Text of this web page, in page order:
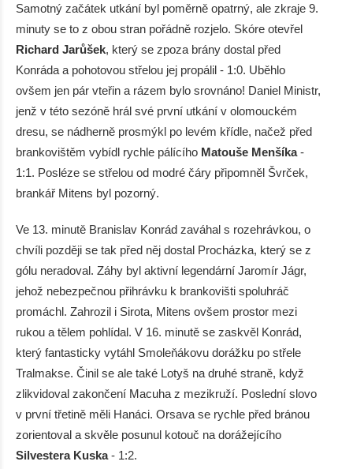
Samotný začátek utkání byl poměrně opatrný, ale zkraje 9.
minuty se to z obou stran pořádně rozjelo. Skóre otevřel
Richard Jarůšek, který se zpoza brány dostal před
Konráda a pohotovou střelou jej propálil - 1:0. Uběhlo
ovšem jen pár vteřin a rázem bylo srovnáno! Daniel Ministr,
jenž v této sezóně hrál své první utkání v olomouckém
dresu, se nádherně prosmýkl po levém křídle, načež před
brankovištěm vybídl rychle pálícího Matouše Menšíka-
1:1. Posléze se střelou od modré čáry připomněl Švrček,
brankář Mitens byl pozorný.
Ve 13. minutě Branislav Konrád zaváhal s rozehrávkou, o
chvíli později se tak před něj dostal Procházka, který se z
gólu neradoval. Záhy byl aktivní legendární Jaromír Jágr,
jehož nebezpečnou přihrávku k brankovišti spoluhráč
promáchl. Zahrozil i Sirota, Mitens ovšem prostor mezi
rukou a tělem pohlídal. V 16. minutě se zaskvěl Konrád,
který fantasticky vytáhl Smoleňákovu dorážku po střele
Tralmakse. Činil se ale také Lotyš na druhé straně, když
zlikvidoval zakončení Macuha z mezikruží. Poslední slovo
v první třetině měli Hanáci. Orsava se rychle před bránou
zorientoval a skvěle posunul kotouč na dorážejícího
Silvestera Kuska- 1:2.